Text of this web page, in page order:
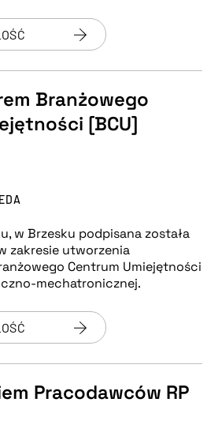
Branżowego
[BCU]
w Brzesku podpisana została
zakresie utworzenia
Centrum Umiejętności
mechatronicznej.
Pracodawców RP